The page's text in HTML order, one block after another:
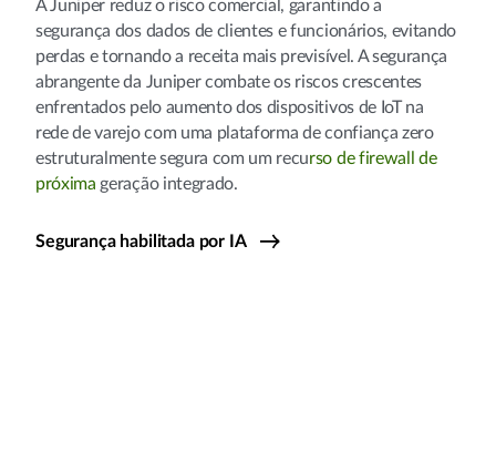
A Juniper reduz o risco comercial, garantindo a
segurança dos dados de clientes e funcionários, evitando
perdas e tornando a receita mais previsível. A segurança
abrangente da Juniper combate os riscos crescentes
enfrentados pelo aumento dos dispositivos de IoT na
rede de varejo com uma plataforma de confiança zero
estruturalmente segura com um recurso de firewall de
próxima geração integrado.
Segurança habilitada por IA